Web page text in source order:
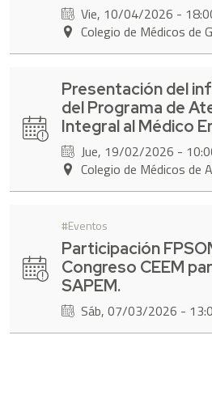
Vie, 10/04/2026 -
Colegio de Médicos de
Presentación del
del Programa de
Integral al Médico
Jue, 19/02/2026 -
Colegio de Médicos de
Eventos
Participación
Congreso CEEM
SAPEM.
Sáb, 07/03/2026 -